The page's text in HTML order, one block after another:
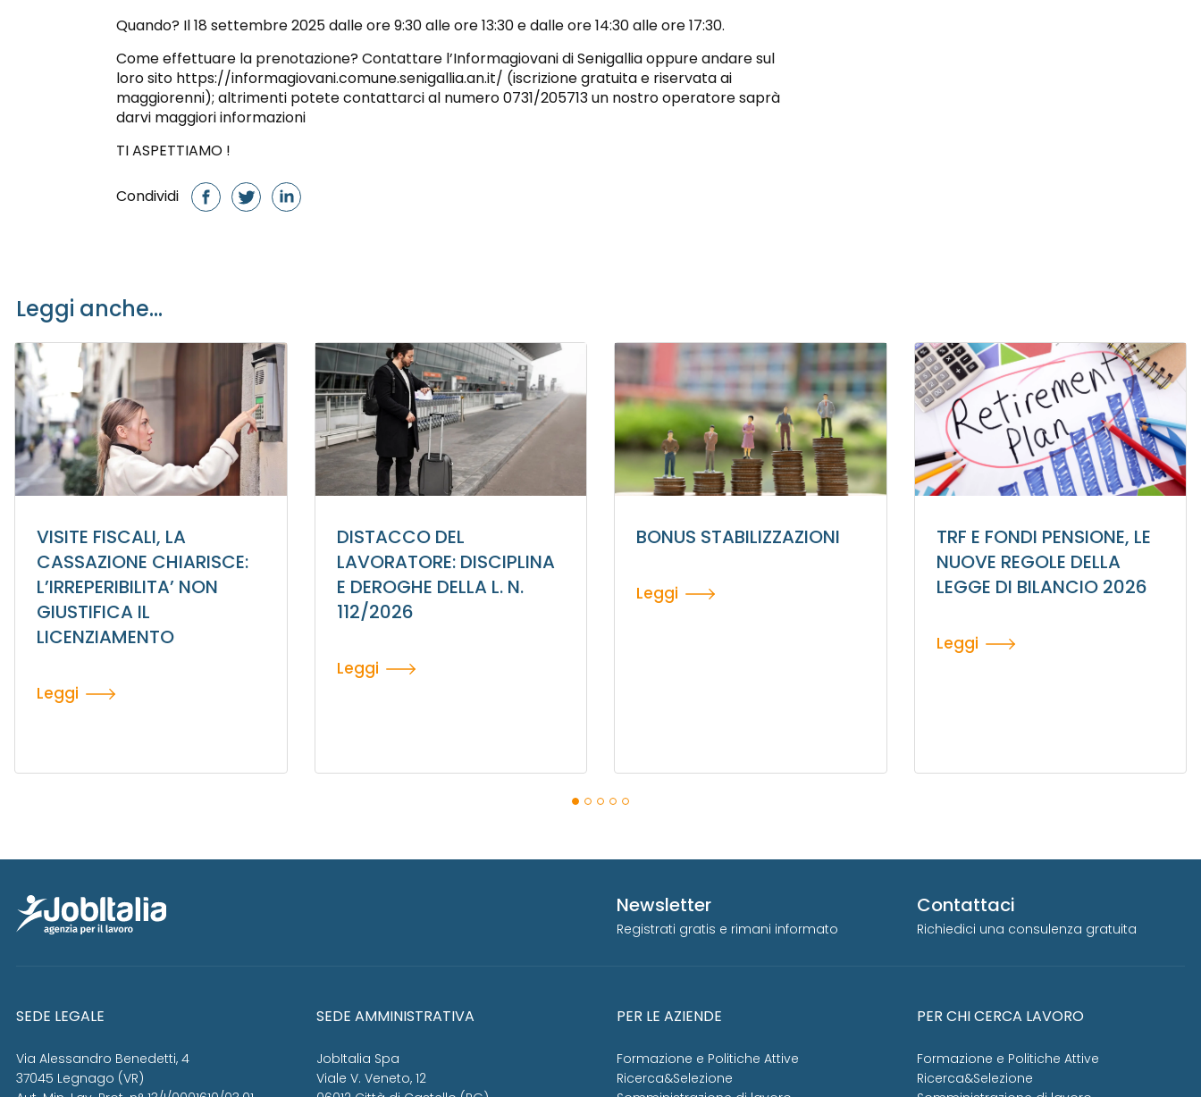
Quando? Il 18 settembre 2025 dalle ore 9:30 alle ore 13:30 e dalle ore 14:30 alle ore 17:30.
Come effettuare la prenotazione? Contattare l’Informagiovani di Senigallia oppure andare sul
loro sito https://informagiovani.comune.senigallia.an.it/ (iscrizione gratuita e riservata ai
maggiorenni); altrimenti potete contattarci al numero 0731/205713 un nostro operatore saprà
darvi maggiori informazioni
TI ASPETTIAMO !
Condividi
Leggi anche...
VISITE FISCALI, LA
CASSAZIONE CHIARISCE:
L’IRREPERIBILITA’ NON
GIUSTIFICA IL
LICENZIAMENTO
Leggi
DISTACCO DEL
LAVORATORE: DISCIPLINA
E DEROGHE DELLA L. N.
112/2026
Leggi
BONUS STABILIZZAZIONI
Leggi
TRF E FONDI PENSIONE, LE
NUOVE REGOLE DELLA
LEGGE DI BILANCIO 2026
Leggi
Newsletter
Registrati gratis e rimani informato
Contattaci
Richiedici una consulenza gratuita
SEDE LEGALE
Via Alessandro Benedetti, 4
37045 Legnago (VR)
SEDE AMMINISTRATIVA
JobItalia Spa
Viale V. Veneto, 12
PER LE AZIENDE
Formazione e Politiche Attive
Ricerca&Selezione
PER CHI CERCA LAVORO
Formazione e Politiche Attive
Ricerca&Selezione